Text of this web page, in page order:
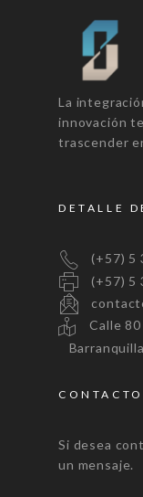
La
innovación
trascender
DETALLE
(+57) 5
(+57) 5
Calle 80
CONTACTO
Si desea
un mensaje.